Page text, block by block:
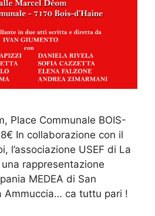
Place Communale BOIS-
8€ In collaborazione con il
l’associazione USEF di La
rappresentazione
MEDEA di San
Ammuccia… ca tuttu pari !